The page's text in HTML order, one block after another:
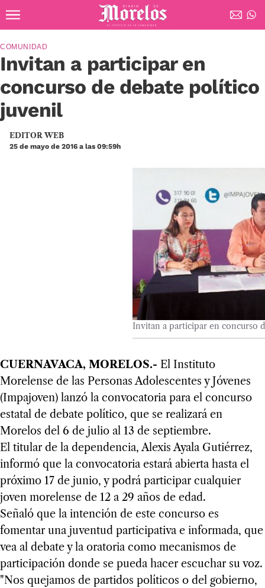
Diario de Morelos
Invitan a participar en
concurso de debate político
juvenil
COMUNIDAD
EDITOR WEB
25 de mayo de 2016 a las 09:59h
Invitan a participar en concurso
CUERNAVACA, MORELOS.- El Instituto
Morelense de las Personas Adolescentes y Jóvenes
(Impajoven) lanzó la convocatoria para el concurso
estatal de debate político, que se realizará en
Morelos del 6 de julio al 13 de septiembre.
El titular de la dependencia, Alexis Ayala Gutiérrez,
informó que la convocatoria estará abierta hasta el
próximo 17 de junio, y podrá participar cualquier
joven morelense de 12 a 29 años de edad.
Señaló que la intención de este concurso es
fomentar una juventud participativa e informada, que
vea al debate y la oratoria como mecanismos de
participación donde se pueda hacer escuchar su voz.
"Nos quejamos de partidos políticos o del gobierno,